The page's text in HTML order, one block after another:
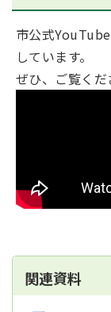
市公式
しています。
ぜひ、ご覧くだ
関連資料